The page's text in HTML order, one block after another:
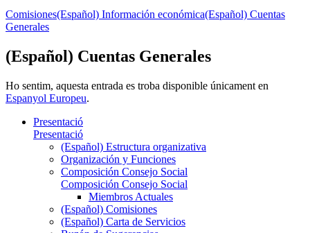
Comisiones(Español) Información económica(Español) Cuentas
Generales
(Español) Cuentas Generales
Ho sentim, aquesta entrada es troba disponible únicament en
Espanyol Europeu.
Presentació
Presentació
(Español) Estructura organizativa
Organización y Funciones
Composición Consejo Social
Composición Consejo Social
Miembros Actuales
(Español) Comisiones
(Español) Carta de Servicios